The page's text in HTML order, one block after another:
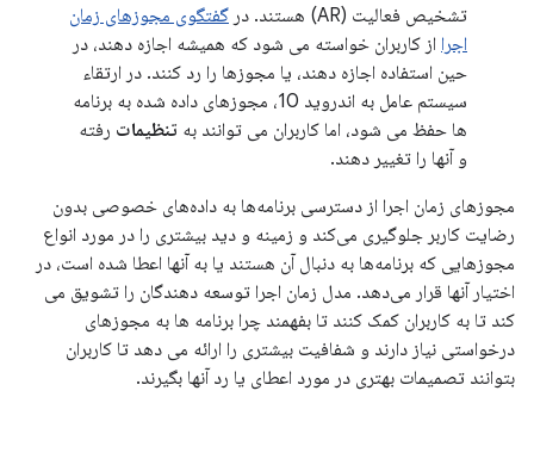
تشخیص فعالیت (AR) هستند. در
گفتگوی مجوزهای زمان
اجرا از کاربران خواسته می شود که همیشه اجازه دهند، در
حین استفاده اجازه دهند، یا مجوزها را رد کنند. در ارتقاء
سیستم عامل به اندروید 10، مجوزهای داده شده به برنامه
ها حفظ می شود، اما کاربران می توانند به تنظیمات رفته
و آنها را تغییر دهند.
مجوزهای زمان اجرا از دسترسی برنامه‌ها به داده‌های خصوصی بدون
رضایت کاربر جلوگیری می‌کند و زمینه و دید بیشتری را در مورد انواع
مجوزهایی که برنامه‌ها به دنبال آن هستند یا به آنها اعطا شده است، در
اختیار آنها قرار می‌دهد. مدل زمان اجرا توسعه دهندگان را تشویق می
کند تا به کاربران کمک کنند تا بفهمند چرا برنامه ها به مجوزهای
درخواستی نیاز دارند و شفافیت بیشتری را ارائه می دهد تا کاربران
بتوانند تصمیمات بهتری در مورد اعطای یا رد آنها بگیرند.